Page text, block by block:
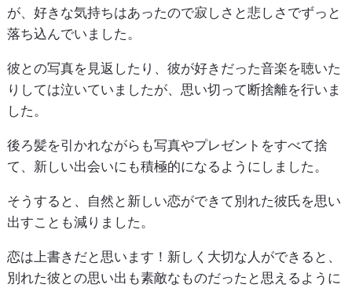
が、好きな気持ちはあったので寂しさと悲しさでずっと
落ち込んでいました。
彼との写真を見返したり、彼が好きだった音楽を聴いた
りしては泣いていましたが、思い切って断捨離を行いま
した。
後ろ髪を引かれながらも写真やプレゼントをすべて捨
て、新しい出会いにも積極的になるようにしました。
そうすると、自然と新しい恋ができて別れた彼氏を思い
出すことも減りました。
恋は上書きだと思います！新しく大切な人ができると、
別れた彼との思い出も素敵なものだったと思えるように